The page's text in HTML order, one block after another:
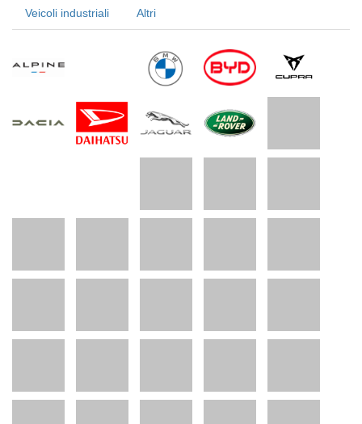
Veicoli industriali Altri